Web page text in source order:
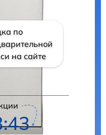
по
на сайте